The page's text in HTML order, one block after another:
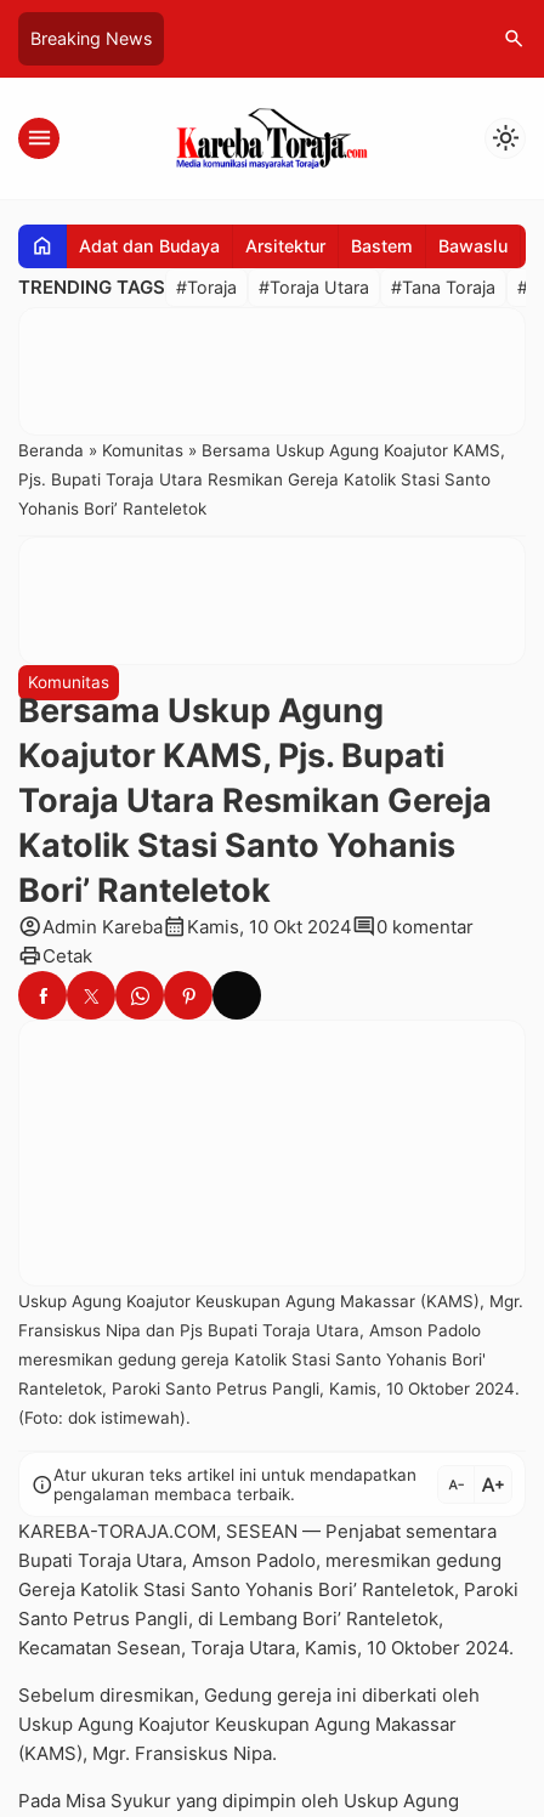
Breaking News search
menu light_mode
home Adat dan Budaya Arsitektur Bastem Bawaslu
TRENDING TAGS #Toraja #Toraja Utara #Tana Toraja
Beranda » Komunitas » Bersama Uskup Agung Koajutor KAMS,
Pjs. Bupati Toraja Utara Resmikan Gereja Katolik Stasi Santo
Yohanis Bori’ Ranteletok
Komunitas
Bersama Uskup Agung
Koajutor KAMS, Pjs. Bupati
Toraja Utara Resmikan Gereja
Katolik Stasi Santo Yohanis
Bori’ Ranteletok
account_circleAdmin Karebacalendar_month Kamis, 10 Okt 2024comment0 komentar
printCetak
Uskup Agung Koajutor Keuskupan Agung Makassar (KAMS), Mgr.
Fransiskus Nipa dan Pjs Bupati Toraja Utara, Amson Padolo
meresmikan gedung gereja Katolik Stasi Santo Yohanis Bori'
Ranteletok, Paroki Santo Petrus Pangli, Kamis, 10 Oktober 2024.
(Foto: dok istimewah).
infoAtur ukuran teks artikel ini untuk mendapatkan
pengalaman membaca terbaik.
text_decrease text_increase
KAREBA-TORAJA.COM, SESEAN — Penjabat sementara
Bupati Toraja Utara, Amson Padolo, meresmikan gedung
Gereja Katolik Stasi Santo Yohanis Bori’ Ranteletok, Paroki
Santo Petrus Pangli, di Lembang Bori’ Ranteletok,
Kecamatan Sesean, Toraja Utara, Kamis, 10 Oktober 2024.
Sebelum diresmikan, Gedung gereja ini diberkati oleh
Uskup Agung Koajutor Keuskupan Agung Makassar
(KAMS), Mgr. Fransiskus Nipa.
Pada Misa Syukur yang dipimpin oleh Uskup Agung